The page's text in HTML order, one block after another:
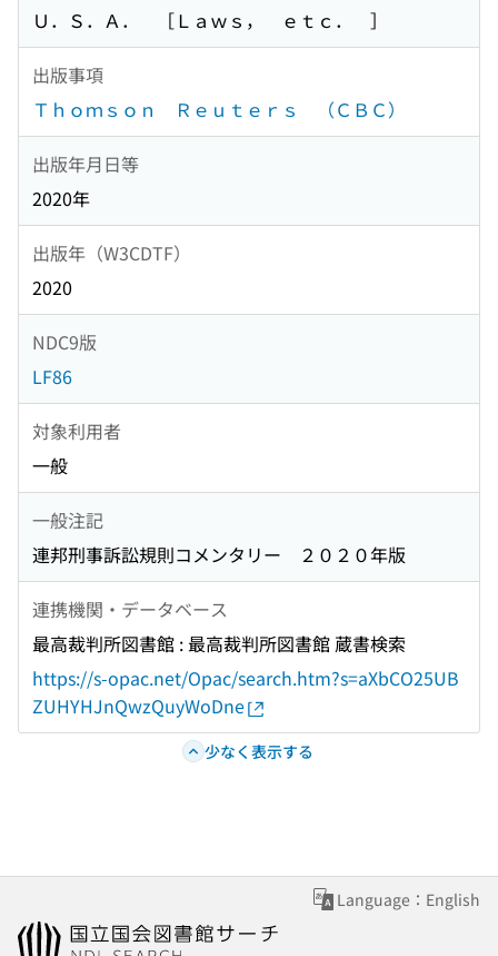
Ｕ．Ｓ．Ａ． ［Ｌａｗｓ， ｅｔｃ． ］
出版事項
Ｔｈｏｍｓｏｎ Ｒｅｕｔｅｒｓ （ＣＢＣ）
出版年月日等
2020年
出版年（W3CDTF）
2020
NDC9版
LF86
対象利用者
一般
一般注記
連邦刑事訴訟規則コメンタリー ２０２０年版
連携機関・データベース
最高裁判所図書館 : 最高裁判所図書館 蔵書検索
https://s-opac.net/Opac/search.htm?s=aXbCO25UB
ZUHYHJnQwzQuyWoDne
少なく表示する
Language：English